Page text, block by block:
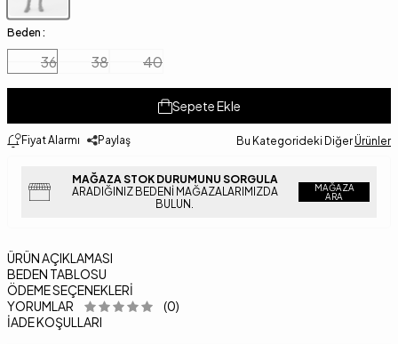
Beden :
36 38 40
Sepete Ekle
Fiyat Alarmı Paylaş Bu Kategorideki Diğer Ürünler
MAĞAZA STOK DURUMUNU SORGULA
ARADIĞINIZ BEDENI MAĞAZALARIMIZDA
BULUN.
MAĞAZA
ARA
ÜRÜN AÇIKLAMASI
BEDEN TABLOSU
ÖDEME SEÇENEKLERI
YORUMLAR
(0)
İADE KOŞULLARI